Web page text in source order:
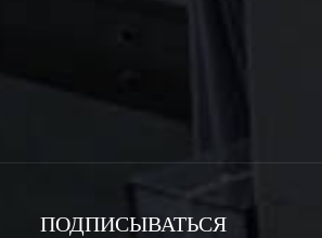
ПОДПИСЫВАТЬСЯ